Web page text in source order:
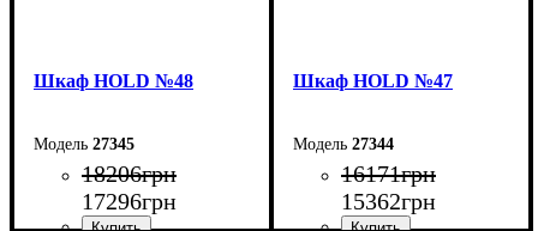
Шкаф НOLD №48
27345
18206грн
17296грн
Шкаф НOLD №47
27344
16171грн
15362грн